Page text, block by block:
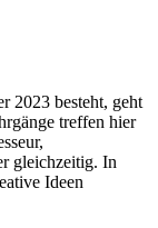
2023 besteht, geht
treffen hier
gleichzeitig. In
Ideen